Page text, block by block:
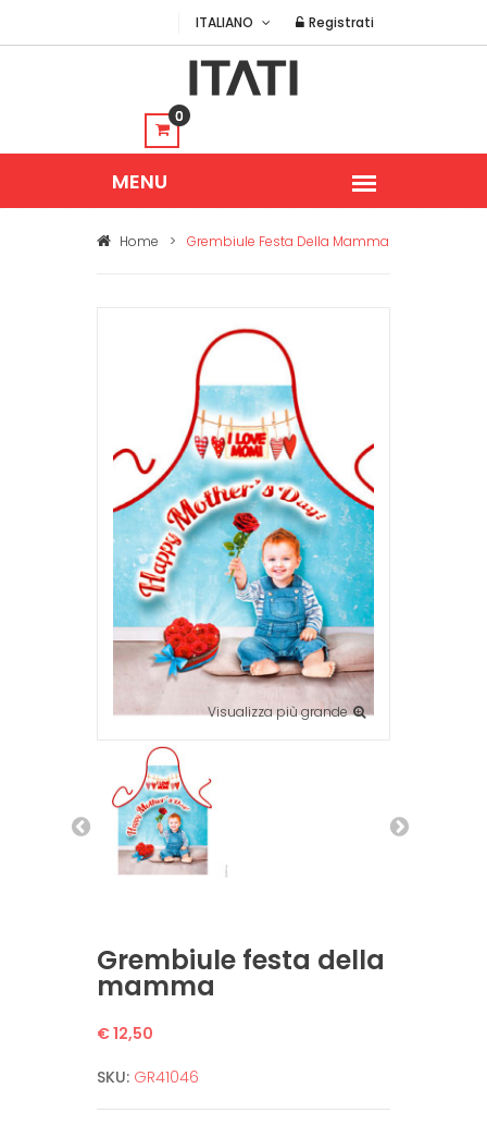
ITALIANO Registrati
0
Home > Grembiule Festa Della Mamma
Visualizza più grande
Grembiule festa della
mamma
€ 12,50
SKU: GR41046